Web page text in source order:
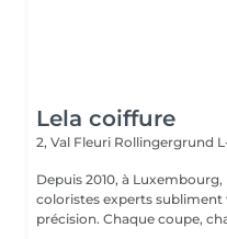
Lela coiffure
2, Val Fleuri Rollingergrund
Depuis 2010, à
coloristes experts subliment
précision. Chaque coupe,